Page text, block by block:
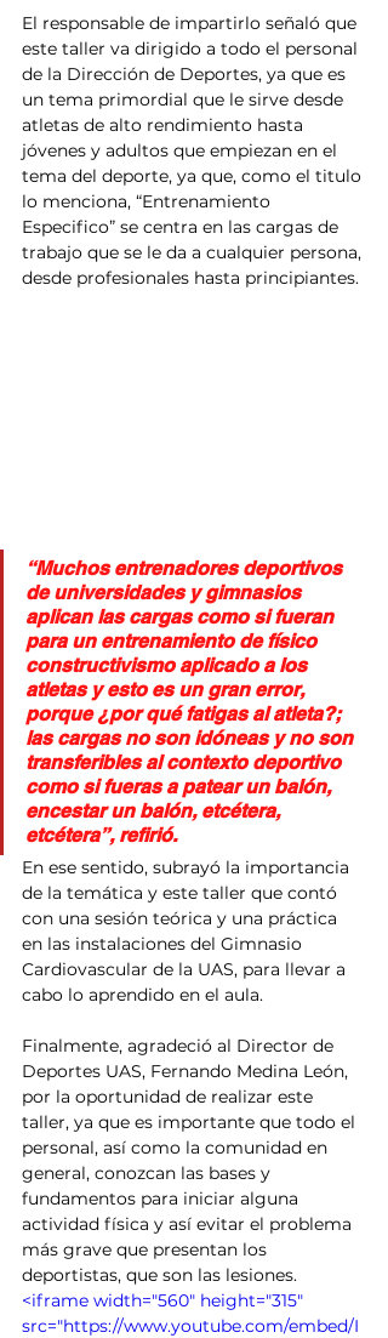
El responsable de impartirlo señaló que
este taller va dirigido a todo el personal
de la Dirección de Deportes, ya que es
un tema primordial que le sirve desde
atletas de alto rendimiento hasta
jóvenes y adultos que empiezan en el
tema del deporte, ya que, como el titulo
lo menciona, “Entrenamiento
Especifico” se centra en las cargas de
trabajo que se le da a cualquier persona,
desde profesionales hasta principiantes.
“Muchos entrenadores deportivos
de universidades y gimnasios
aplican las cargas como si fueran
para un entrenamiento de físico
constructivismo aplicado a los
atletas y esto es un gran error,
porque ¿por qué fatigas al atleta?;
las cargas no son idóneas y no son
transferibles al contexto deportivo
como si fueras a patear un balón,
encestar un balón, etcétera,
etcétera”, refirió.
En ese sentido, subrayó la importancia
de la temática y este taller que contó
con una sesión teórica y una práctica
en las instalaciones del Gimnasio
Cardiovascular de la UAS, para llevar a
cabo lo aprendido en el aula.
Finalmente, agradeció al Director de
Deportes UAS, Fernando Medina León,
por la oportunidad de realizar este
taller, ya que es importante que todo el
personal, así como la comunidad en
general, conozcan las bases y
fundamentos para iniciar alguna
actividad física y así evitar el problema
más grave que presentan los
deportistas, que son las lesiones.
<iframe width="560" height="315"
src="https://www.youtube.com/embed/I